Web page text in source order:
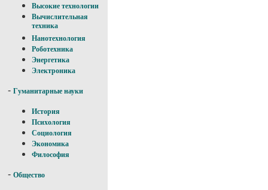
Высокие технологии
Вычислительная
техника
Нанотехнология
Роботехника
Энергетика
Электроника
- Гуманитарные науки
История
Психология
Социология
Экономика
Философия
- Общество